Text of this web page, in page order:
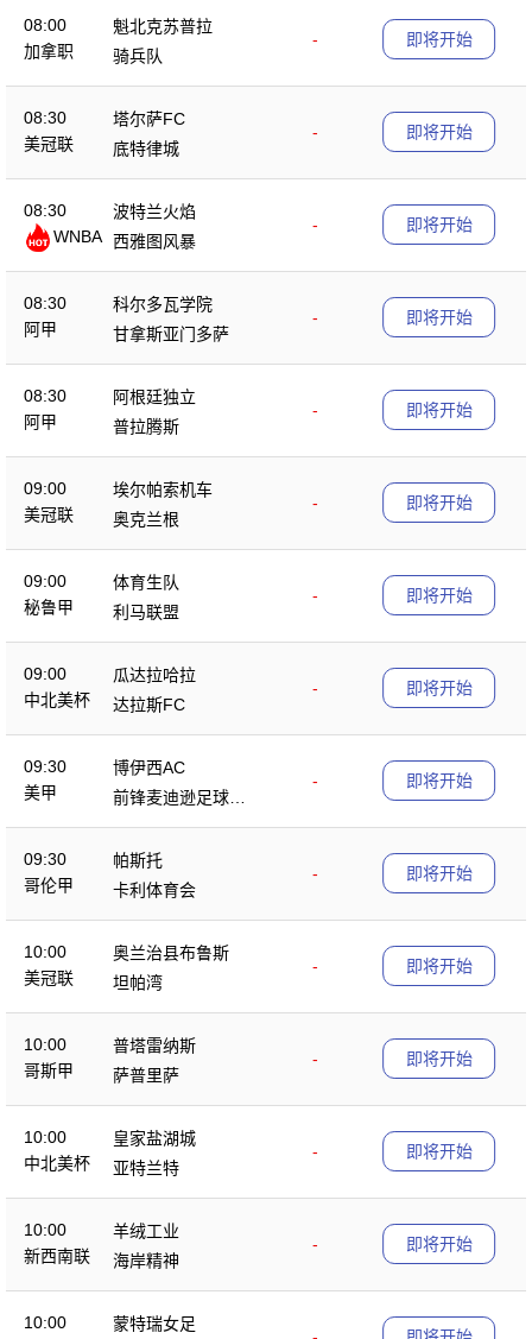
08:00
加拿职
魁北克苏普拉
-
骑兵队
即将开始
08:30
美冠联
塔尔萨FC
-
底特律城
即将开始
08:30
WNBA
波特兰火焰
-
西雅图风暴
即将开始
08:30
阿甲
科尔多瓦学院
-
甘拿斯亚门多萨
即将开始
08:30
阿甲
阿根廷独立
-
普拉腾斯
即将开始
09:00
美冠联
埃尔帕索机车
-
奥克兰根
即将开始
09:00
秘鲁甲
体育生队
-
利马联盟
即将开始
09:00
中北美杯
瓜达拉哈拉
-
达拉斯FC
即将开始
09:30
美甲
博伊西AC
-
前锋麦迪逊足球俱
乐部
即将开始
09:30
哥伦甲
帕斯托
-
卡利体育会
即将开始
10:00
美冠联
奥兰治县布鲁斯
-
坦帕湾
即将开始
10:00
哥斯甲
普塔雷纳斯
-
萨普里萨
即将开始
10:00
中北美杯
皇家盐湖城
-
亚特兰特
即将开始
10:00
新西南联
羊绒工业
-
海岸精神
即将开始
10:00
蒙特瑞女足